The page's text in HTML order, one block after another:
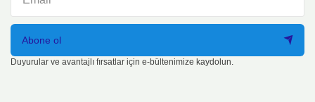
Abone ol
Duyurular ve avantajlı fırsatlar için e-bültenimize kaydolun.